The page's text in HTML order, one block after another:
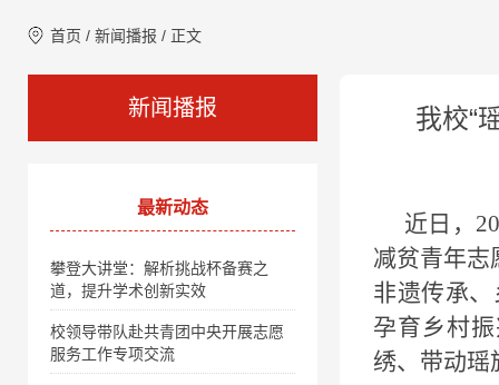
首页 / 新闻播报 / 正文
新闻播报
最新动态
攀登大讲堂：解析挑战杯备赛之
道，提升学术创新实效
校领导带队赴共青团中央开展志愿
服务工作专项交流
我校“
近日 ，
减贫青年志
非遗传承
孕育乡村
绣、带动瑶